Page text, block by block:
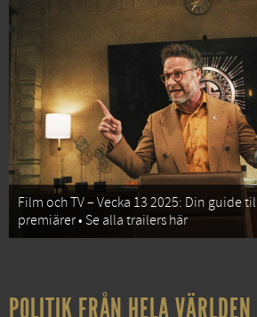
Film och TV – Vecka 13 2025: Din guide
premiärer • Se alla trailers här
POLITIK FRÅN HELA